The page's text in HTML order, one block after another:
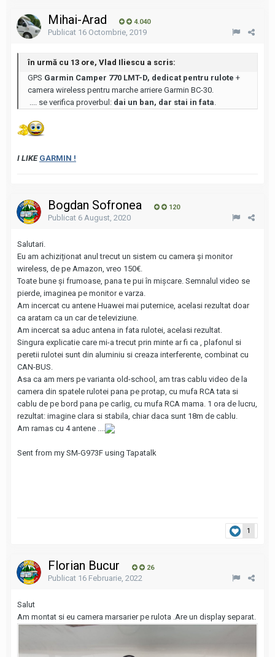
Mihai-Arad 4.040
Publicat 16 Octombrie, 2019
în urmă cu 13 ore, Vlad Iliescu a scris:
GPS Garmin Camper 770 LMT-D, dedicat pentru rulote +
camera wireless pentru marche arriere Garmin BC-30.
.... se verifica proverbul: dai un ban, dar stai in fata
I LIKE GARMIN !
Bogdan Sofronea 120
Publicat 6 August, 2020
Salutari.
Eu am achiziționat anul trecut un sistem cu camera și monitor
wireless, de pe Amazon, vreo 150€.
Toate bune și frumoase, pana te pui în mișcare. Semnalul video se
pierde, imaginea pe monitor e varza.
Am incercat cu antene Huawei mai puternice, acelasi rezultat doar
ca aratam ca un car de televiziune.
Am incercat sa aduc antena in fata rulotei, acelasi rezultat.
Singura explicatie care mi-a trecut prin minte ar fi ca , plafonul si
peretii rulotei sunt din aluminiu si creaza interferente, combinat cu
CAN-BUS.
Asa ca am mers pe varianta old-school, am tras cablu video de la
camera din spatele rulotei pana pe protap, cu mufa RCA tata si
cablu de pe bord pana pe carlig, cu mufa RCA mama. 1 ora de lucru,
rezultat: imagine clara si stabila, chiar daca sunt 18m de cablu.
Am ramas cu 4 antene ....
Sent from my SM-G973F using Tapatalk
1
Florian Bucur 26
Publicat 16 Februarie, 2022
Salut
Am montat si eu camera marsarier pe rulota .Are un display separat.